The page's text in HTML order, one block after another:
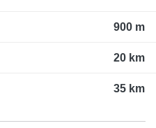
900 m
20 km
35 km